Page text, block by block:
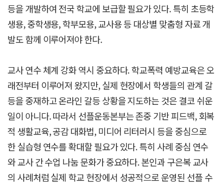
등을 개발하여 전국 학교에 보급할 필요가 있다. 특히 초등학
생용, 중학생용, 학부모용, 교사용 등 대상별 맞춤형 자료 개
발도 함께 이루어져야 한다.
교사 연수 체계 강화 역시 중요하다. 학교폭력 예방교육은 오
래전부터 이루어져 왔지만, 실제 현장에서 학생들의 관계 갈
등을 중재하고 온라인 갈등 상황을 지도하는 것은 결코 쉬운
일이 아니다. 따라서 선플운동본부는 존중 기반 피드백, 회복
적 생활교육, 공감 대화법, 미디어 리터러시 등을 중심으로
한 실습형 연수를 확대할 필요가 있다. 특히 사례 중심 연수
와 교사 간 수업 나눔 문화가 중요하다. 본인과 구은복 교사
의 사례처럼 실제 학교 현장에서 성공적으로 운영된 선플 수